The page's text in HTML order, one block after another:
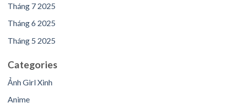
Tháng 7 2025
Tháng 6 2025
Tháng 5 2025
Categories
Ảnh Girl Xinh
Anime